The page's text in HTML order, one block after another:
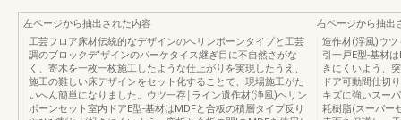
左ページから抽出された内容
工芸フロア床材伝統的なデザインのへリンボーンタイプと工芸
調のブロックデ‘ザインのパーケタイス継ぎ目に不自然さがな
く、寄木を一枚一枚施工したような仕上がりを実現したうえ、
施工の難しい床デザインをセット化することで、現場施工がた
いへん簡単になりました。ウツ一存￨ライン遺作材(浄風)ヘリン
ボーンセット室内ドアE型-基材はMDFと合板の積層タイプ反り
右ページから抽出
造作材(浮風)ウツ
引一戸E型-基材
きにくいよう、
ドア可動間仕切
キズに強いスー
耗樹脂(スーパー